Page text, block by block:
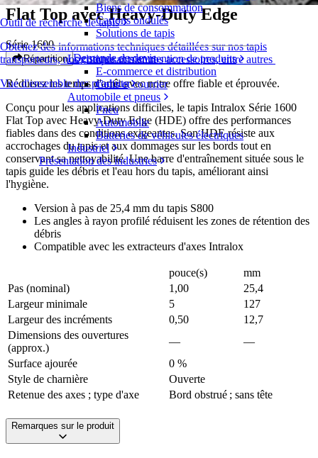
Outil de recherche de tapis
Obtenez des informations techniques détaillées sur nos tapis
transporteurs, nos composants et nos accessoires, entre autres
Vue d'ensemble des produits
Biens de consommation
Cartons ondulés
Solutions de tapis
Logistique et manutention de produits
E-commerce et distribution
Colis et courrier
Automobile et pneus
Pneu
Automobile
Batteries de véhicules électriques
Industriel
Présentation des industries
Flat Top avec Heavy-Duty Edge
Série 1600
Répartition Demande de devis
Réduisez les temps d'arrêt avec notre offre fiable et éprouvée.
Conçu pour les applications difficiles, le tapis Intralox Série 1600
Flat Top avec Heavy-Duty Edge (HDE) offre des performances
fiables dans des conditions exigeantes. Son HDE résiste aux
accrochages du tapis et aux dommages sur les bords tout en
conservant sa nettoyabilité. Une barre d'entraînement située sous le
tapis guide les débris et l'eau hors du tapis, améliorant ainsi
l'hygiène.
Version à pas de 25,4 mm du tapis S800
Les angles à rayon profilé réduisent les zones de rétention des
débris
Compatible avec les extracteurs d'axes Intralox
pouce(s)
mm
Pas (nominal)
1,00
25,4
Largeur minimale
5
127
Largeur des incréments
0,50
12,7
Dimensions des ouvertures
(approx.)
—
—
Surface ajourée
0 %
Style de charnière
Ouverte
Retenue des axes ; type d'axe
Bord obstrué ; sans tête
Remarques sur le produit